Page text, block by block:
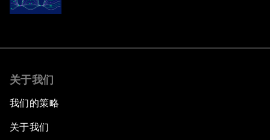
关于我们
我们的策略
关于我们